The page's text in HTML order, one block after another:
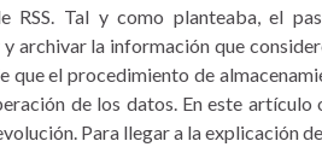
RSS. Tal y como planteaba, el
archivar la información que
el procedimiento de
de los datos. En este artículo
Para llegar a la explicación